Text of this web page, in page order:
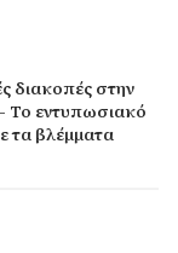
διακοπές στην
Το εντυπωσιακό
τα βλέμματα